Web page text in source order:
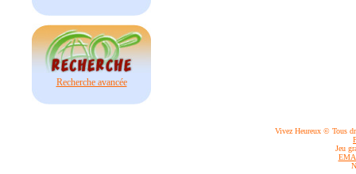
Recherche avancée
Vivez Heureux © Tous
Jeu